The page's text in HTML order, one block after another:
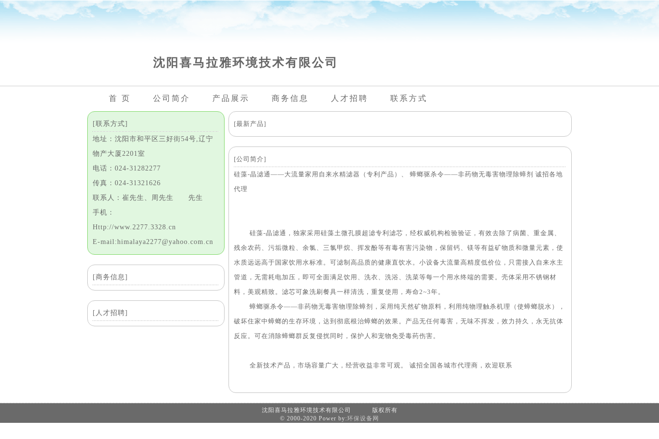
沈阳喜马拉雅环境技术有限公司
首 页 公司简介 产品展示 商务信息 人才招聘 联系方式
[联系方式]
地址：沈阳市和平区三好街54号,辽宁
物产大厦2201室
电话：024-31282277
传真：024-31321626
联系人：崔先生、周先生 先生
手机：
Http://www.2277.3328.cn
E-mail:himalaya2277@yahoo.com.cn
[商务信息]
[人才招聘]
[最新产品]
[公司简介]
硅藻-晶滤通——大流量家用自来水精滤器（专利产品）、 蟑螂驱杀令——非药物无毒害物理除蟑剂 诚招各地
代理
硅藻-晶滤通，独家采用硅藻土微孔膜超滤专利滤芯，经权威机构检验验证，有效去除了病菌、重金属、
残余农药、污垢微粒、余氯、三氯甲烷、挥发酚等有毒有害污染物，保留钙、镁等有益矿物质和微量元素，使
水质远远高于国家饮用水标准。可滤制高品质的健康直饮水。小设备大流量高精度低价位，只需接入自来水主
管道，无需耗电加压，即可全面满足饮用、洗衣、洗浴、洗菜等每一个用水终端的需要。壳体采用不锈钢材
料，美观精致。滤芯可象洗刷餐具一样清洗，重复使用，寿命2~3年。
蟑螂驱杀令——非药物无毒害物理除蟑剂，采用纯天然矿物原料，利用纯物理触杀机理（使蟑螂脱水），
破坏住家中蟑螂的生存环境，达到彻底根治蟑螂的效果。产品无任何毒害，无味不挥发，效力持久，永无抗体
反应。可在消除蟑螂群反复侵扰同时，保护人和宠物免受毒药伤害。
全新技术产品，市场容量广大，经营收益非常可观。 诚招全国各城市代理商，欢迎联系
沈阳喜马拉雅环境技术有限公司 版权所有
© 2000-2020 Power by:环保设备网